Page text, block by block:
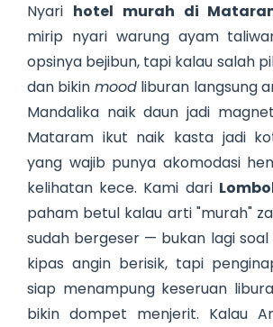
Nyari hotel murah di
mirip nyari warung ayam
opsinya bejibun, tapi kalau salah
dan bikin moodliburan langsung
Mandalika naik daun jadi
Mataram ikut naik kasta jadi
yang wajib punya akomodasi
kelihatan kece. Kami dari
paham betul kalau arti "murah"
sudah bergeser — bukan lagi
kipas angin berisik, tapi
siap menampung keseruan
bikin dompet menjerit. Kalau